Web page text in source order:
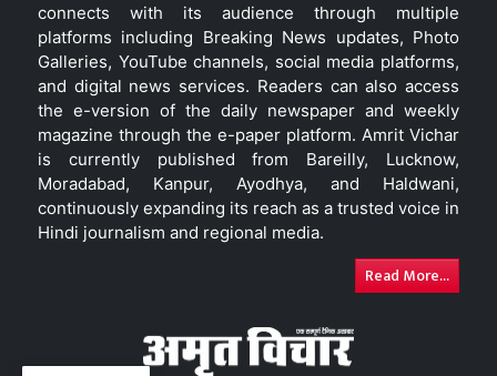
connects with its audience through multiple
platforms including Breaking News updates, Photo
Galleries, YouTube channels, social media platforms,
and digital news services. Readers can also access
the e-version of the daily newspaper and weekly
magazine through the e-paper platform. Amrit Vichar
is currently published from Bareilly, Lucknow,
Moradabad, Kanpur, Ayodhya, and Haldwani,
continuously expanding its reach as a trusted voice in
Hindi journalism and regional media.
Read More...